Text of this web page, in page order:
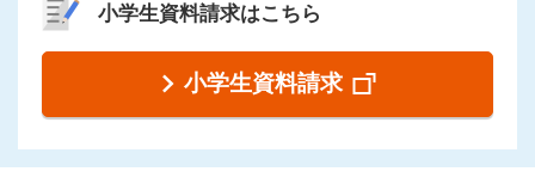
小学生資料請求はこちら
小学生資料請求